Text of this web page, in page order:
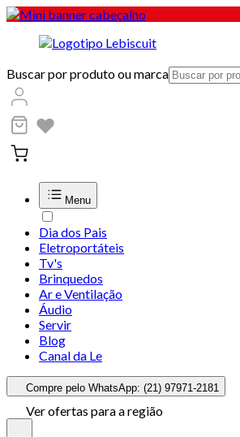
Buscar por produto ou marca
Menu
Dia dos Pais
Eletroportáteis
Tv's
Brinquedos
Ar e Ventilação
Áudio
Servir
Blog
Canal da Le
Compre pelo WhatsApp: (21) 97971-2181
Ver ofertas para a região